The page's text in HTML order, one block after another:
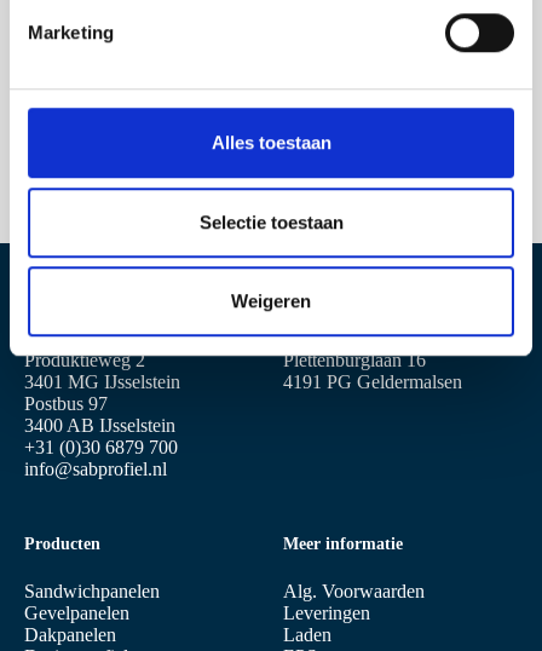
c
Marketing
Alles toestaan
Selectie toestaan
Weigeren
Terug naar het nieuwsoverzicht
Produktieweg 2
3401 MG IJsselstein
Postbus 97
3400 AB IJsselstein
+31 (0)30 6879 700
info@sabprofiel.nl
Producten
Sandwichpanelen
Gevelpanelen
Dakpanelen
Meer informatie
Alg. Voorwaarden
Leveringen
Laden
Locatie Geldermalsen
Plettenburglaan 16
4191 PG Geldermalsen